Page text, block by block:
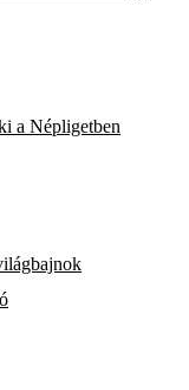
a Népligetben